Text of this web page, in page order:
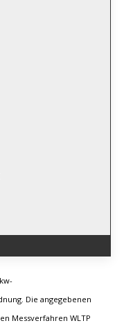
Die angegebenen
Messverfahren WLTP